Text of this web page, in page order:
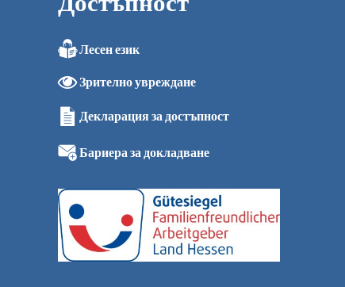
Лесен език
Зрително увреждане
Декларация за достъпност
Бариера за докладване